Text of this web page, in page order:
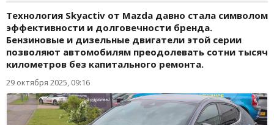
Технология Skyactiv от Mazda давно стала символом
эффективности и долговечности бренда.
Бензиновые и дизельные двигатели этой серии
позволяют автомобилям преодолевать сотни тысяч
километров без капитального ремонта.
29 октября 2025, 09:16